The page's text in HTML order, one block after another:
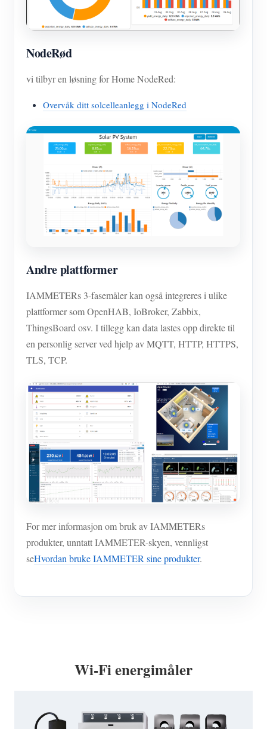
NodeRød
vi tilbyr en løsning for Home NodeRed:
Overvåk ditt solcelleanlegg i NodeRed
Andre plattformer
IAMMETERs 3-fasemåler kan også integreres i ulike
plattformer som OpenHAB, IoBroker, Zabbix,
ThingsBoard osv. I tillegg kan data lastes opp direkte til
en personlig server ved hjelp av MQTT, HTTP, HTTPS,
TLS, TCP.
For mer informasjon om bruk av IAMMETERs
produkter, unntatt IAMMETER-skyen, vennligst
seHvordan bruke IAMMETER sine produkter.
Wi-Fi energimåler